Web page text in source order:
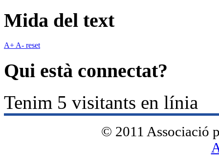
Mida del text
A+ A- reset
Qui està connectat?
Tenim 5 visitants en línia
© 2011 Associació